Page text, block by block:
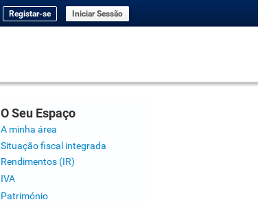
Registar-se Iniciar Sessão
O Seu Espaço
A minha área
Situação fiscal integrada
Rendimentos (IR)
IVA
Património